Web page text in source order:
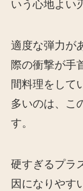
いう心地よい
適度な弾力が
際の衝撃が手
間料理をして
多いのは、こ
す。
硬すぎるプラ
因になりやす